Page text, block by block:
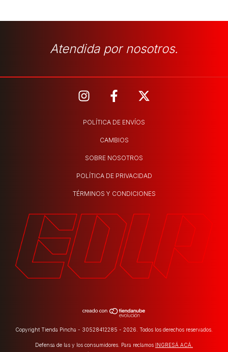
Atendida por nosotros.
POLÍTICA DE ENVÍOS
CAMBIOS
SOBRE NOSOTROS
POLÍTICA DE PRIVACIDAD
TÉRMINOS Y CONDICIONES
Copyright Tienda Pincha - 30528412285 - 2026. Todos los derechos reservados.
Defensa de las y los consumidores. Para reclamos INGRESÁ ACÁ.